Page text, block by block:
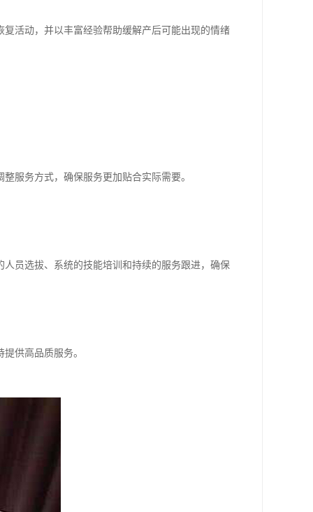
活动，并以丰富经验帮助缓解产后可能出现的情绪
服务方式，确保服务更加贴合实际需要。
员选拔、系统的技能培训和持续的服务跟进，确保
供高品质服务。